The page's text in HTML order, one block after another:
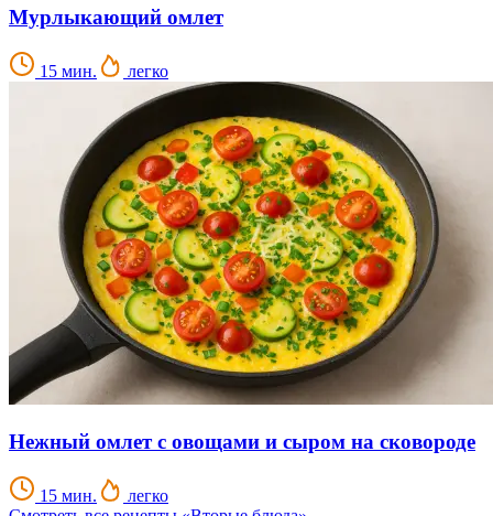
Мурлыкающий омлет
15 мин. легко
Нежный омлет с овощами и сыром на сковороде
15 мин.
легко